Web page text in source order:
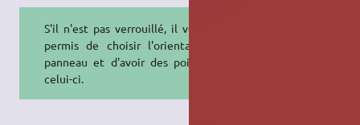
S'il n'est pas verrouillé, il vous sera
permis de choisir l'orientation du
panneau et d'avoir des poignées à
celui-ci.